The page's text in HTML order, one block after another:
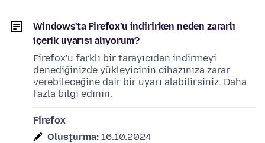
Windows'ta Firefox'u indirirken neden zararlı
içerik uyarısı alıyorum?
Firefox'u farklı bir tarayıcıdan indirmeyi
denediğinizde yükleyicinin cihazınıza zarar
verebileceğine dair bir uyarı alabilirsiniz. Daha
fazla bilgi edinin.
Firefox
Oluşturma: 16.10.2024